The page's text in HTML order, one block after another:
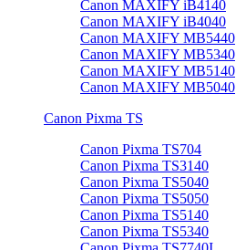
Canon MAXIFY iB4140
Canon MAXIFY iB4040
Canon MAXIFY MB5440
Canon MAXIFY MB5340
Canon MAXIFY MB5140
Canon MAXIFY MB5040
Canon Pixma TS
Canon Pixma TS704
Canon Pixma TS3140
Canon Pixma TS5040
Canon Pixma TS5050
Canon Pixma TS5140
Canon Pixma TS5340